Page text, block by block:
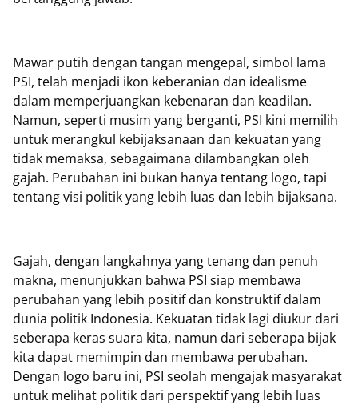
Mawar putih dengan tangan mengepal, simbol lama
PSI, telah menjadi ikon keberanian dan idealisme
dalam memperjuangkan kebenaran dan keadilan.
Namun, seperti musim yang berganti, PSI kini memilih
untuk merangkul kebijaksanaan dan kekuatan yang
tidak memaksa, sebagaimana dilambangkan oleh
gajah. Perubahan ini bukan hanya tentang logo, tapi
tentang visi politik yang lebih luas dan lebih bijaksana.
Gajah, dengan langkahnya yang tenang dan penuh
makna, menunjukkan bahwa PSI siap membawa
perubahan yang lebih positif dan konstruktif dalam
dunia politik Indonesia. Kekuatan tidak lagi diukur dari
seberapa keras suara kita, namun dari seberapa bijak
kita dapat memimpin dan membawa perubahan.
Dengan logo baru ini, PSI seolah mengajak masyarakat
untuk melihat politik dari perspektif yang lebih luas